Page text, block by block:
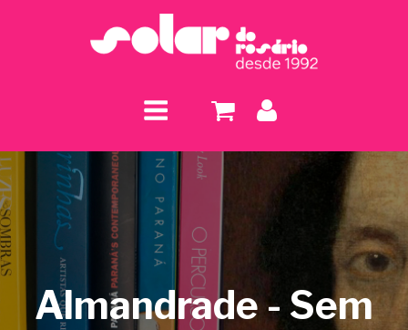
Almandrade - Sem